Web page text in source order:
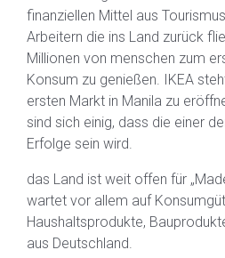
finanziellen Mittel aus
Arbeitern die ins Land zurück
Millionen von menschen zum
Konsum zu genießen. IKEA
ersten Markt in Manila zu
sind sich einig, dass die einer
Erfolge sein wird.
das Land ist weit offen für
wartet vor allem auf
Haushaltsprodukte,
aus Deutschland.